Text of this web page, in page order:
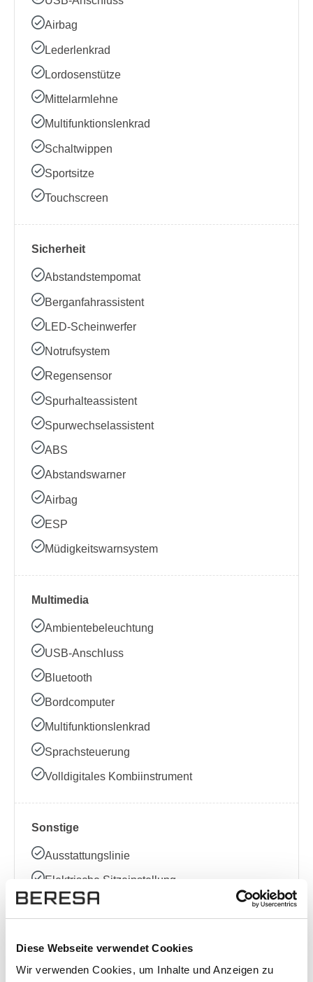
Diese Webseite verwendet Cookies
Wir verwenden Cookies, um Inhalte und Anzeigen zu
Airbag
Lederlenkrad
Lordosenstütze
Mittelarmlehne
Multifunktionslenkrad
Schaltwippen
Sportsitze
Touchscreen
Sicherheit
Abstandstempomat
Berganfahrassistent
LED-Scheinwerfer
Notrufsystem
Regensensor
Spurhalteassistent
Spurwechselassistent
ABS
Abstandswarner
Airbag
ESP
Müdigkeitswarnsystem
Multimedia
Ambientebeleuchtung
USB-Anschluss
Bluetooth
Bordcomputer
Multifunktionslenkrad
Sprachsteuerung
Volldigitales Kombiinstrument
Sonstige
Ausstattungslinie
Elektrische Sitzeinstellung
Kindersitzbefestigung (ISOFIX)
Schaltwippen